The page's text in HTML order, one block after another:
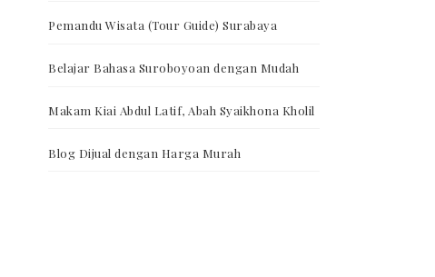
Pemandu Wisata (Tour Guide) Surabaya
Belajar Bahasa Suroboyoan dengan Mudah
Makam Kiai Abdul Latif, Abah Syaikhona Kholil
Blog Dijual dengan Harga Murah